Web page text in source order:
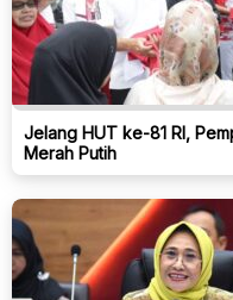
Jelang HUT ke-81 RI,
Merah Putih